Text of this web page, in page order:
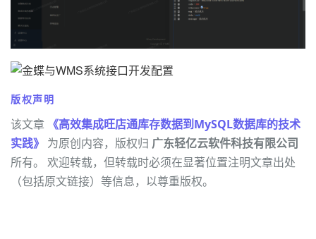
版权声明
该文章 《高效集成旺店通库存数据到MySQL数据库的技术
实践》 为原创内容，版权归 广东轻亿云软件科技有限公司
所有。 欢迎转载，但转载时必须在显著位置注明文章出处
（包括原文链接）等信息，以尊重版权。